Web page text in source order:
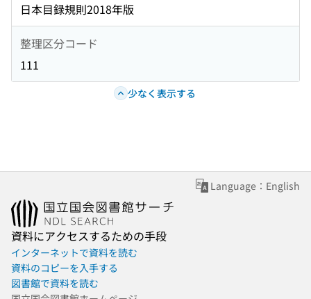
日本目録規則2018年版
整理区分コード
111
少なく表示する
Language：English
資料にアクセスするための手段
インターネットで資料を読む
資料のコピーを入手する
図書館で資料を読む